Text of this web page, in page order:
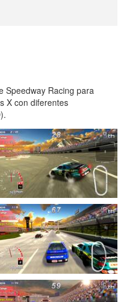
Speedway Racing para
X con diferentes